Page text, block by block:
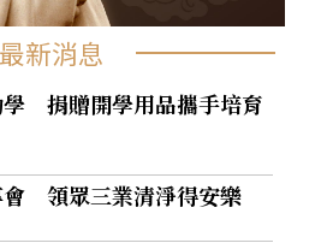
最新消息
學 捐贈開學用品攜手培育
會 領眾三業清淨得安樂